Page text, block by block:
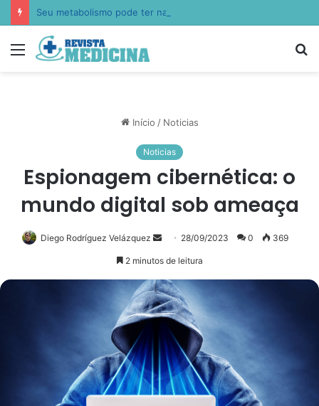
Menu
Início / Noticias
Noticias
Espionagem cibernética: o
mundo digital sob ameaça
Diego Rodríguez Velázquez
Mande
mail
28/09/2023 0 369
2 minutos de leitura